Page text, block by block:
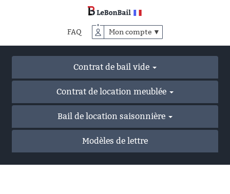
FAQ Mon compte ▼
Contrat de bail vide
Contrat de location meublée
Bail de location saisonnière
Modèles de lettre